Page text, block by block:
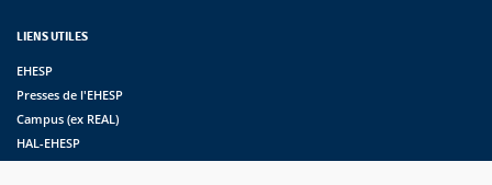
LIENS UTILES
EHESP
Presses de l'EHESP
Campus (ex REAL)
HAL-EHESP